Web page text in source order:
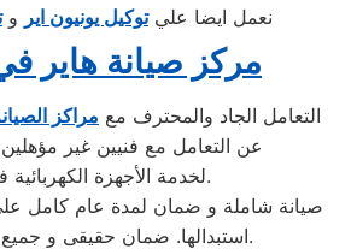
نعمل ايضا عليتوكيل يونيون اير و
مركز صيانة هاير
التعامل الجاد والمحترف مع مراكز
عن التعامل مع فنيين غير
لخدمة الأجهزة الكهربائية فى مصر.
صيانة شاملة و ضمان لمدة عام كامل
استبدالها. ضمان حقيقى و جميع القطع اصلية.